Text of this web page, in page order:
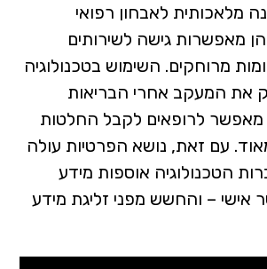
מלאכותית לאבחון רפואי
מאפשרות גישה לשירותים
מרוחקים. השימוש בטכנולוגיה
את המעקב אחרי הבריאות
מאפשר לרופאים לקבל החלטות
עם זאת, נושא הפרטיות עולה
הטכנולוגיה אוספות מידע
אישי – והחשש מפני זליגת מידע